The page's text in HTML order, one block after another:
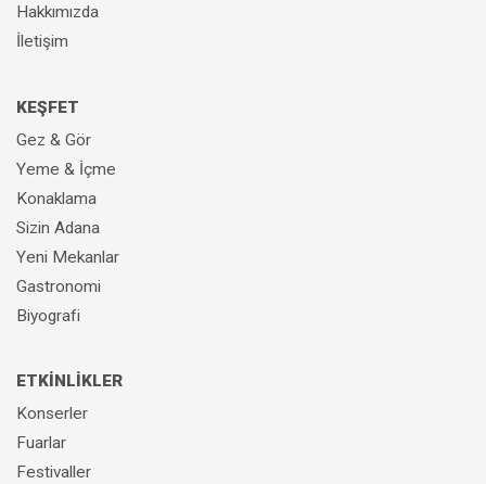
Hakkımızda
İletişim
KEŞFET
Gez & Gör
Yeme & İçme
Konaklama
Sizin Adana
Yeni Mekanlar
Gastronomi
Biyografi
ETKİNLİKLER
Konserler
Fuarlar
Festivaller